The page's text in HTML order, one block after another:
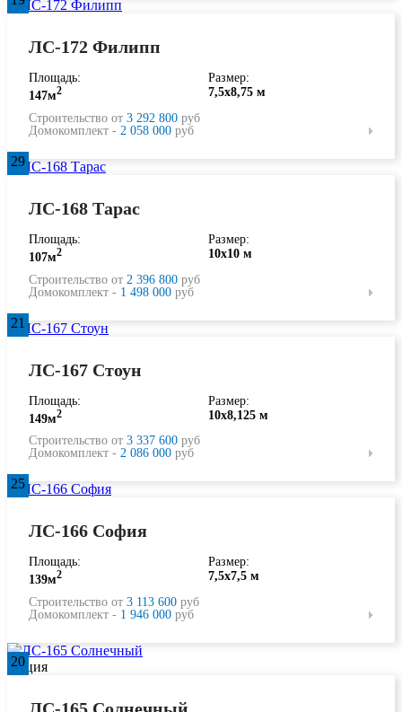
ЛС-172 Филипп
Площадь:
147м2
Размер:
7,5х8,75 м
Строительство от 3 292 800 руб
Домокомплект - 2 058 000 руб
29
ЛС-168 Тарас
Площадь:
107м2
Размер:
10х10 м
Строительство от 2 396 800 руб
Домокомплект - 1 498 000 руб
21
ЛС-167 Стоун
Площадь:
149м2
Размер:
10х8,125 м
Строительство от 3 337 600 руб
Домокомплект - 2 086 000 руб
25
ЛС-166 София
Площадь:
139м2
Размер:
7,5х7,5 м
Строительство от 3 113 600 руб
Домокомплект - 1 946 000 руб
Акция
20